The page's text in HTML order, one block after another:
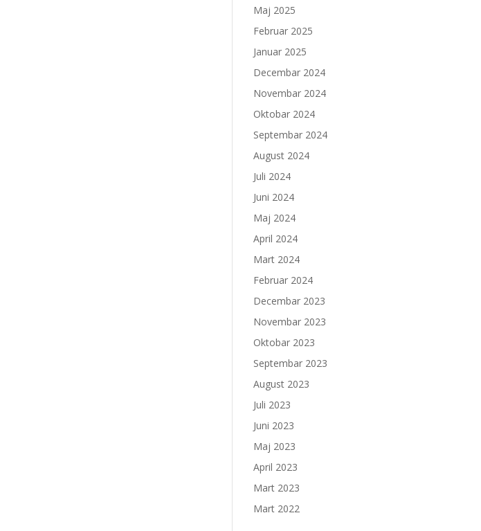
Maj 2025
Februar 2025
Januar 2025
Decembar 2024
Novembar 2024
Oktobar 2024
Septembar 2024
August 2024
Juli 2024
Juni 2024
Maj 2024
April 2024
Mart 2024
Februar 2024
Decembar 2023
Novembar 2023
Oktobar 2023
Septembar 2023
August 2023
Juli 2023
Juni 2023
Maj 2023
April 2023
Mart 2023
Mart 2022